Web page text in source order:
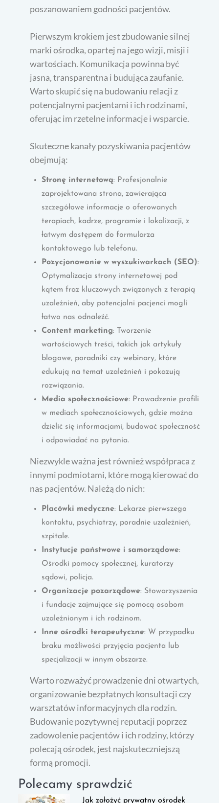
poszanowaniem godności pacjentów.
Pierwszym krokiem jest zbudowanie silnej
marki ośrodka, opartej na jego wizji, misji i
wartościach. Komunikacja powinna być
jasna, transparentna i budująca zaufanie.
Warto skupić się na budowaniu relacji z
potencjalnymi pacjentami i ich rodzinami,
oferując im rzetelne informacje i wsparcie.
Skuteczne kanały pozyskiwania pacjentów
obejmują:
Stronę internetową: Profesjonalnie
zaprojektowana strona, zawierająca
szczegółowe informacje o oferowanych
terapiach, kadrze, programie i lokalizacji, z
łatwym dostępem do formularza
kontaktowego lub telefonu.
Pozycjonowanie w wyszukiwarkach (SEO):
Optymalizacja strony internetowej pod
kątem fraz kluczowych związanych z terapią
uzależnień, aby potencjalni pacjenci mogli
łatwo nas odnaleźć.
Content marketing: Tworzenie
wartościowych treści, takich jak artykuły
blogowe, poradniki czy webinary, które
edukują na temat uzależnień i pokazują
rozwiązania.
Media społecznościowe: Prowadzenie profili
w mediach społecznościowych, gdzie można
dzielić się informacjami, budować społeczność
i odpowiadać na pytania.
Niezwykle ważna jest również współpraca z
innymi podmiotami, które mogą kierować do
nas pacjentów. Należą do nich:
Placówki medyczne: Lekarze pierwszego
kontaktu, psychiatrzy, poradnie uzależnień,
szpitale.
Instytucje państwowe i samorządowe:
Ośrodki pomocy społecznej, kuratorzy
sądowi, policja.
Organizacje pozarządowe: Stowarzyszenia
i fundacje zajmujące się pomocą osobom
uzależnionym i ich rodzinom.
Inne ośrodki terapeutyczne: W przypadku
braku możliwości przyjęcia pacjenta lub
specjalizacji w innym obszarze.
Warto rozważyć prowadzenie dni otwartych,
organizowanie bezpłatnych konsultacji czy
warsztatów informacyjnych dla rodzin.
Budowanie pozytywnej reputacji poprzez
zadowolenie pacjentów i ich rodziny, którzy
polecają ośrodek, jest najskuteczniejszą
formą promocji.
Polecamy sprawdzić
Jak założyć prywatny ośrodek